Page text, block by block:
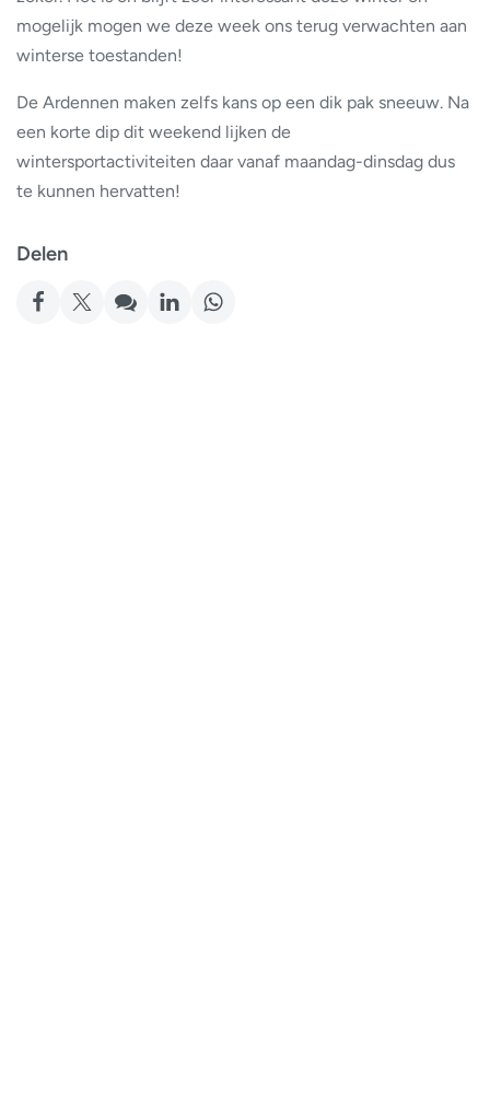
mogelijk mogen we deze week ons terug verwachten aan
winterse toestanden!
De Ardennen maken zelfs kans op een dik pak sneeuw. Na
een korte dip dit weekend lijken de
wintersportactiviteiten daar vanaf maandag-dinsdag dus
te kunnen hervatten!
Delen